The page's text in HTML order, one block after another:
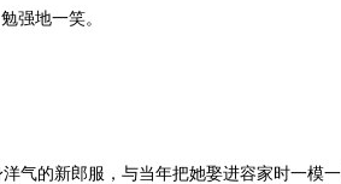
强地一笑。
的新郎服，与当年把她娶进容家时一模